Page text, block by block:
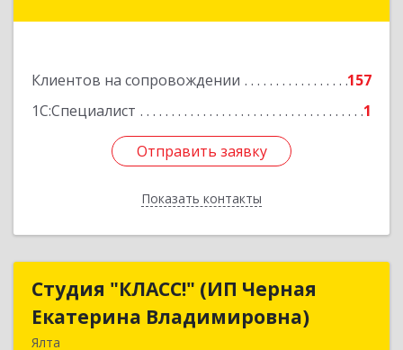
Клиентов на сопровождении
157
1С:Специалист
1
Отправить заявку
Показать контакты
Отправить заявку
Назад
Студия "КЛАСС!" (ИП Черная
Екатерина Владимировна)
Ялта
Студия "КЛАСС!" (ИП Черная
Екатерина Владимировна)